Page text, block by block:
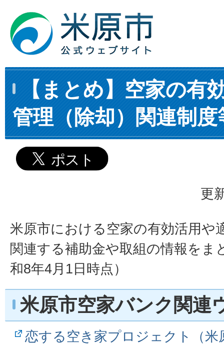
【まとめ】空家の有
管理（除却）関連制度
更
米原市における空家の有効活用や
関連する補助金や取組の情報をま
和8年4月1日時点）
米原市空家バンク関連
恋する空き家プロジェクト（米